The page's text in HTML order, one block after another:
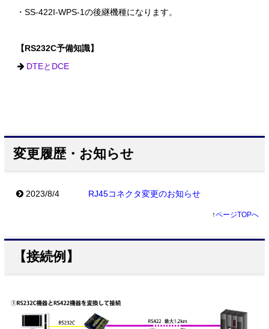
・SS-422I-WPS-1の後継機種になります。
【RS232C予備知識】
DTEとDCE
変更履歴・お知らせ
2023/8/4 RJ45コネクタ変更のお知らせ
↑ページTOPへ
【接続例】